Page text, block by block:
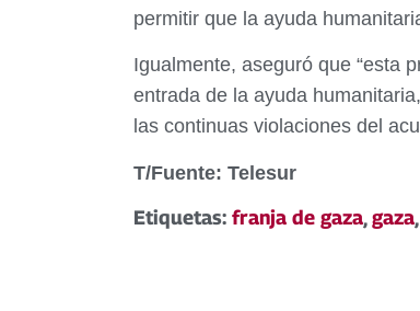
permitir que la ayuda
Igualmente, aseguró que “esta
entrada de la ayuda
las continuas violaciones del
T/Fuente: Telesur
Etiquetas: franja de gaza,gaza,